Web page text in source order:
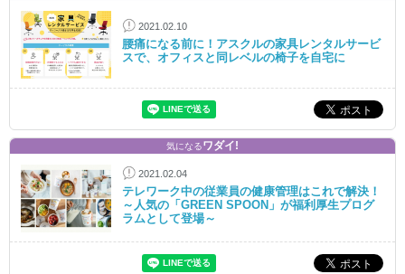
2021.02.10
腰痛になる前に！アスクルの家具レンタルサービ
スで、オフィスと同レベルの椅子を自宅に
気になるワダイ!
2021.02.04
テレワーク中の従業員の健康管理はこれで解決！
～人気の「GREEN SPOON」が福利厚生プログ
ラムとして登場～